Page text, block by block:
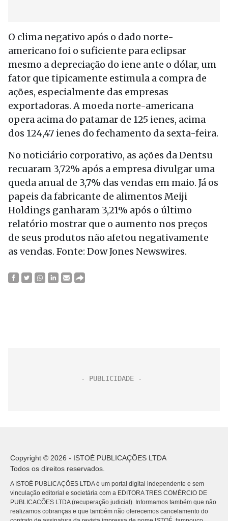
O clima negativo após o dado norte-
americano foi o suficiente para eclipsar
mesmo a depreciação do iene ante o dólar, um
fator que tipicamente estimula a compra de
ações, especialmente das empresas
exportadoras. A moeda norte-americana
opera acima do patamar de 125 ienes, acima
dos 124,47 ienes do fechamento da sexta-feira.
No noticiário corporativo, as ações da Dentsu
recuaram 3,72% após a empresa divulgar uma
queda anual de 3,7% das vendas em maio. Já os
papeis da fabricante de alimentos Meiji
Holdings ganharam 3,21% após o último
relatório mostrar que o aumento nos preços
de seus produtos não afetou negativamente
as vendas. Fonte: Dow Jones Newswires.
Copyright © 2026 - ISTOÉ PUBLICAÇÕES LTDA
Todos os direitos reservados.
A ISTOÉ PUBLICAÇÕES LTDA é um portal digital independente e sem
vinculação editorial e societária com a EDITORA TRES COMÉRCIO DE
PUBLICACÕES LTDA (recuperação judicial). Informamos também que não
realizamos cobranças e que também não oferecemos cancelamento do